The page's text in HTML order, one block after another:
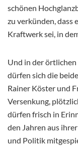
schönen
zu verkünden, dass
Kraftwerk sei, in
Und in der örtlichen
dürfen sich die
Rainer Köster und
Versenkung,
dürfen frisch in
den Jahren aus
und Politik